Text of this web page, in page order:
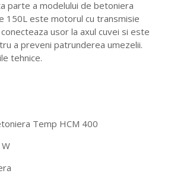
parte a modelului de betoniera
150L este motorul cu transmisie
usor la axul cuvei si este
a preveni patrunderea umezelii.
tehnice.
Temp HCM 400